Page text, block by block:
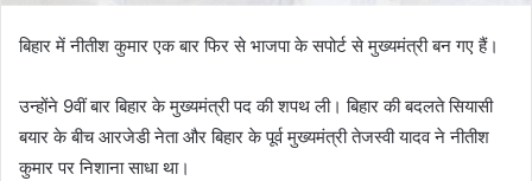
बिहार में नीतीश कुमार एक बार फिर से भाजपा के सपोर्ट से मुख्यमंत्री बन गए हैं।
उन्होंने 9वीं बार बिहार के मुख्यमंत्री पद की शपथ ली। बिहार की बदलते सियासी
बयार के बीच आरजेडी नेता और बिहार के पूर्व मुख्यमंत्री तेजस्वी यादव ने नीतीश
कुमार पर निशाना साधा था।